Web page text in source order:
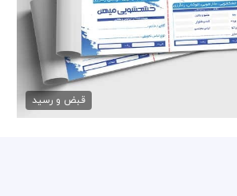
دانلود لایه باز قبض خشکشویی
قبض و رسید